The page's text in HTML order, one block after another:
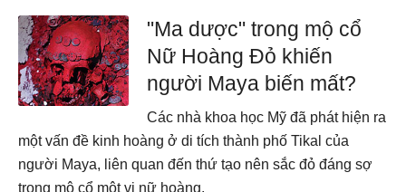
"Ma dược" trong mộ cổ
Nữ Hoàng Đỏ khiến
người Maya biến mất?
Các nhà khoa học Mỹ đã phát hiện ra
một vấn đề kinh hoàng ở di tích thành phố Tikal của
người Maya, liên quan đến thứ tạo nên sắc đỏ đáng sợ
trong mộ cổ một vị nữ hoàng.